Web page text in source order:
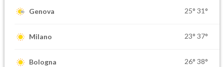
Genova 25° 31°
Milano 23° 37°
Bologna 26° 38°